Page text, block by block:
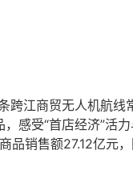
跨江商贸无人机航线
感受“首店经济”活
品销售额27.12亿元